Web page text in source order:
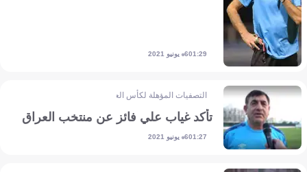
01:296 يونيو 2021
التصفيات المؤهلة لكأس العالم - آسيا
تأكد غياب علي فائز عن منتخب العراق
01:276 يونيو 2021